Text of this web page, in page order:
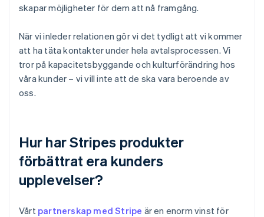
skapar möjligheter för dem att nå framgång.
När vi inleder relationen gör vi det tydligt att vi kommer
att ha täta kontakter under hela avtalsprocessen. Vi
tror på kapacitetsbyggande och kulturförändring hos
våra kunder – vi vill inte att de ska vara beroende av
oss.
Hur har Stripes produkter
förbättrat era kunders
upplevelser?
Vårt partnerskap med Stripe är en enorm vinst för